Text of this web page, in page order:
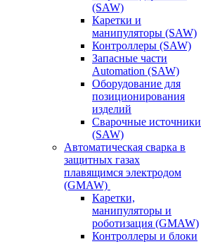
(SAW)
Каретки и
манипуляторы (SAW)
Контроллеры (SAW)
Запасные части
Automation (SAW)
Оборудование для
позиционирования
изделий
Сварочные источники
(SAW)
Автоматическая сварка в
защитных газах
плавящимся электродом
(GMAW)
Каретки,
манипуляторы и
роботизация (GMAW)
Контроллеры и блоки